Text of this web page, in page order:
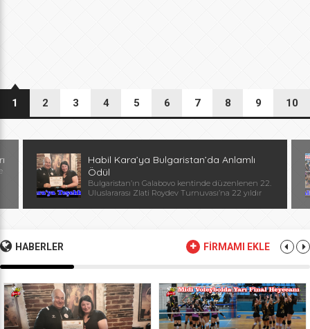
1 2 3 4 5 6 7 8 9 10
Habil Kara’ya Bulgaristan’da Anlamlı
Ödül
Bulgaristan’ın Galabovo kentinde düzenlenen 22.
Uluslararası Zlati Roydev Turnuvası’na 22 yıldır
Federasyonu Başkanı, Avrupa ve Dünya
Şampiyonu, olimpiyat ikincisi Stanka Zlateva
HABERLER FİRMAMI EKLE